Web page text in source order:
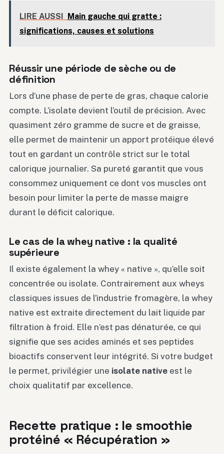
LIRE AUSSI
Main gauche qui gratte :
significations, causes et solutions
Réussir une période de sèche ou de
définition
Lors d’une phase de perte de gras, chaque calorie
compte. L’isolate devient l’outil de précision. Avec
quasiment zéro gramme de sucre et de graisse,
elle permet de maintenir un apport protéique élevé
tout en gardant un contrôle strict sur le total
calorique journalier. Sa pureté garantit que vous
consommez uniquement ce dont vos muscles ont
besoin pour limiter la perte de masse maigre
durant le déficit calorique.
Le cas de la whey native : la qualité
supérieure
Il existe également la whey « native », qu’elle soit
concentrée ou isolate. Contrairement aux wheys
classiques issues de l’industrie fromagère, la whey
native est extraite directement du lait liquide par
filtration à froid. Elle n’est pas dénaturée, ce qui
signifie que ses acides aminés et ses peptides
bioactifs conservent leur intégrité. Si votre budget
le permet, privilégier une isolate native est le
choix qualitatif par excellence.
Recette pratique : le smoothie
protéiné « Récupération »